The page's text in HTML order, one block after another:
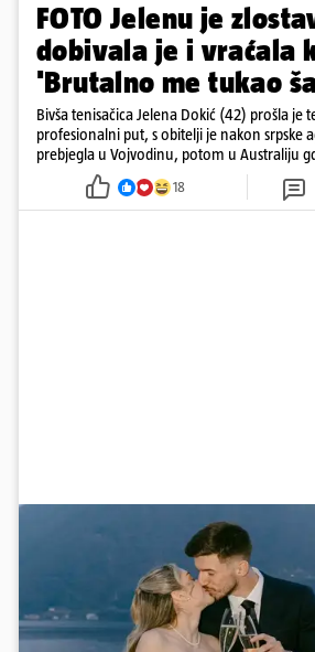
FOTO Jelenu je
dobivala je i vraćala
'Brutalno me tukao
Bivša tenisačica Jelena Dokić (42) prošla je
profesionalni put, s obitelji je nakon srpske
prebjegla u Vojvodinu, potom u Australiju
18